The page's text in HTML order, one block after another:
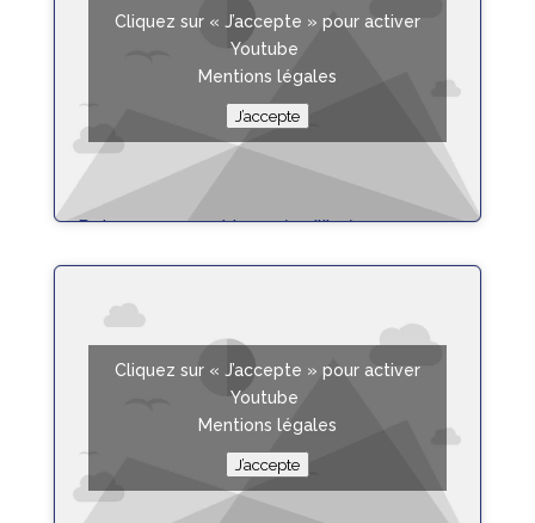
Poisson sauce chien – équilibrée
Cliquez sur « J’accepte » pour activer
Youtube
Mentions légales
J’accepte
Cliquez sur « J’accepte » pour activer
Youtube
Mentions légales
J’accepte